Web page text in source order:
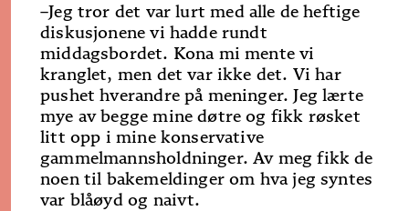
–Jeg tror det var lurt med alle de heftige
disku­sjonene vi hadde rundt
middagsbordet. Kona mi mente vi
kranglet, men det var ikke det. Vi har
pushet hverandre på meninger. Jeg lærte
mye av begge mine døtre og fikk røsket
litt opp i mine konservative
gammelmannsholdninger. Av meg fikk de
noen til­ bakemeldinger om hva jeg syntes
var blåøyd og naivt.